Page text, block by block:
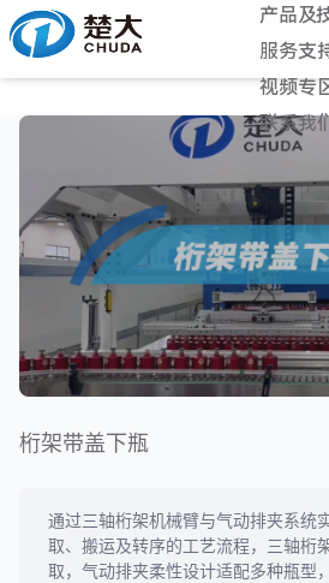
产品及
服务支
视频专
联系我
桁架带盖下瓶
通过三轴桁架机械臂与气动排夹系统
取、搬运及转序的工艺流程，三轴桁
取，气动排夹柔性设计适配多种瓶型